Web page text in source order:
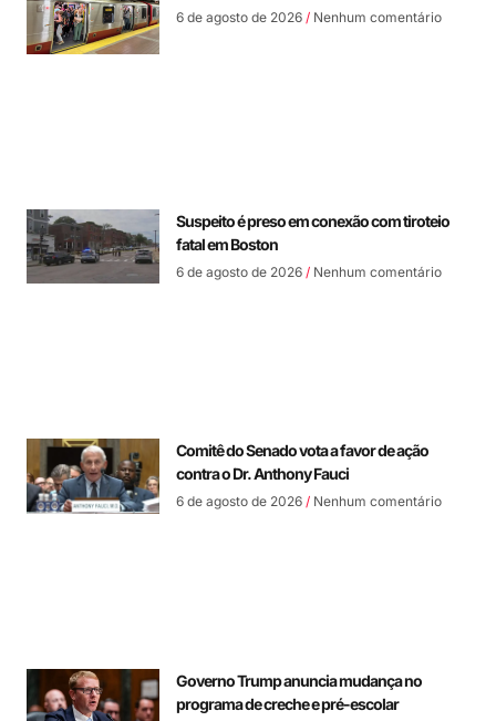
6 de agosto de 2026 Nenhum comentário
Suspeito é preso em conexão com tiroteio
fatal em Boston
6 de agosto de 2026 Nenhum comentário
Comitê do Senado vota a favor de ação
contra o Dr. Anthony Fauci
6 de agosto de 2026 Nenhum comentário
Governo Trump anuncia mudança no
programa de creche e pré-escolar